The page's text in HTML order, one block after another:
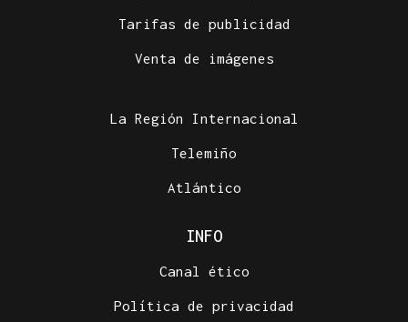
Tarifas de publicidad
Venta de imágenes
La Región Internacional
Telemiño
Atlántico
INFO
Canal ético
Política de privacidad